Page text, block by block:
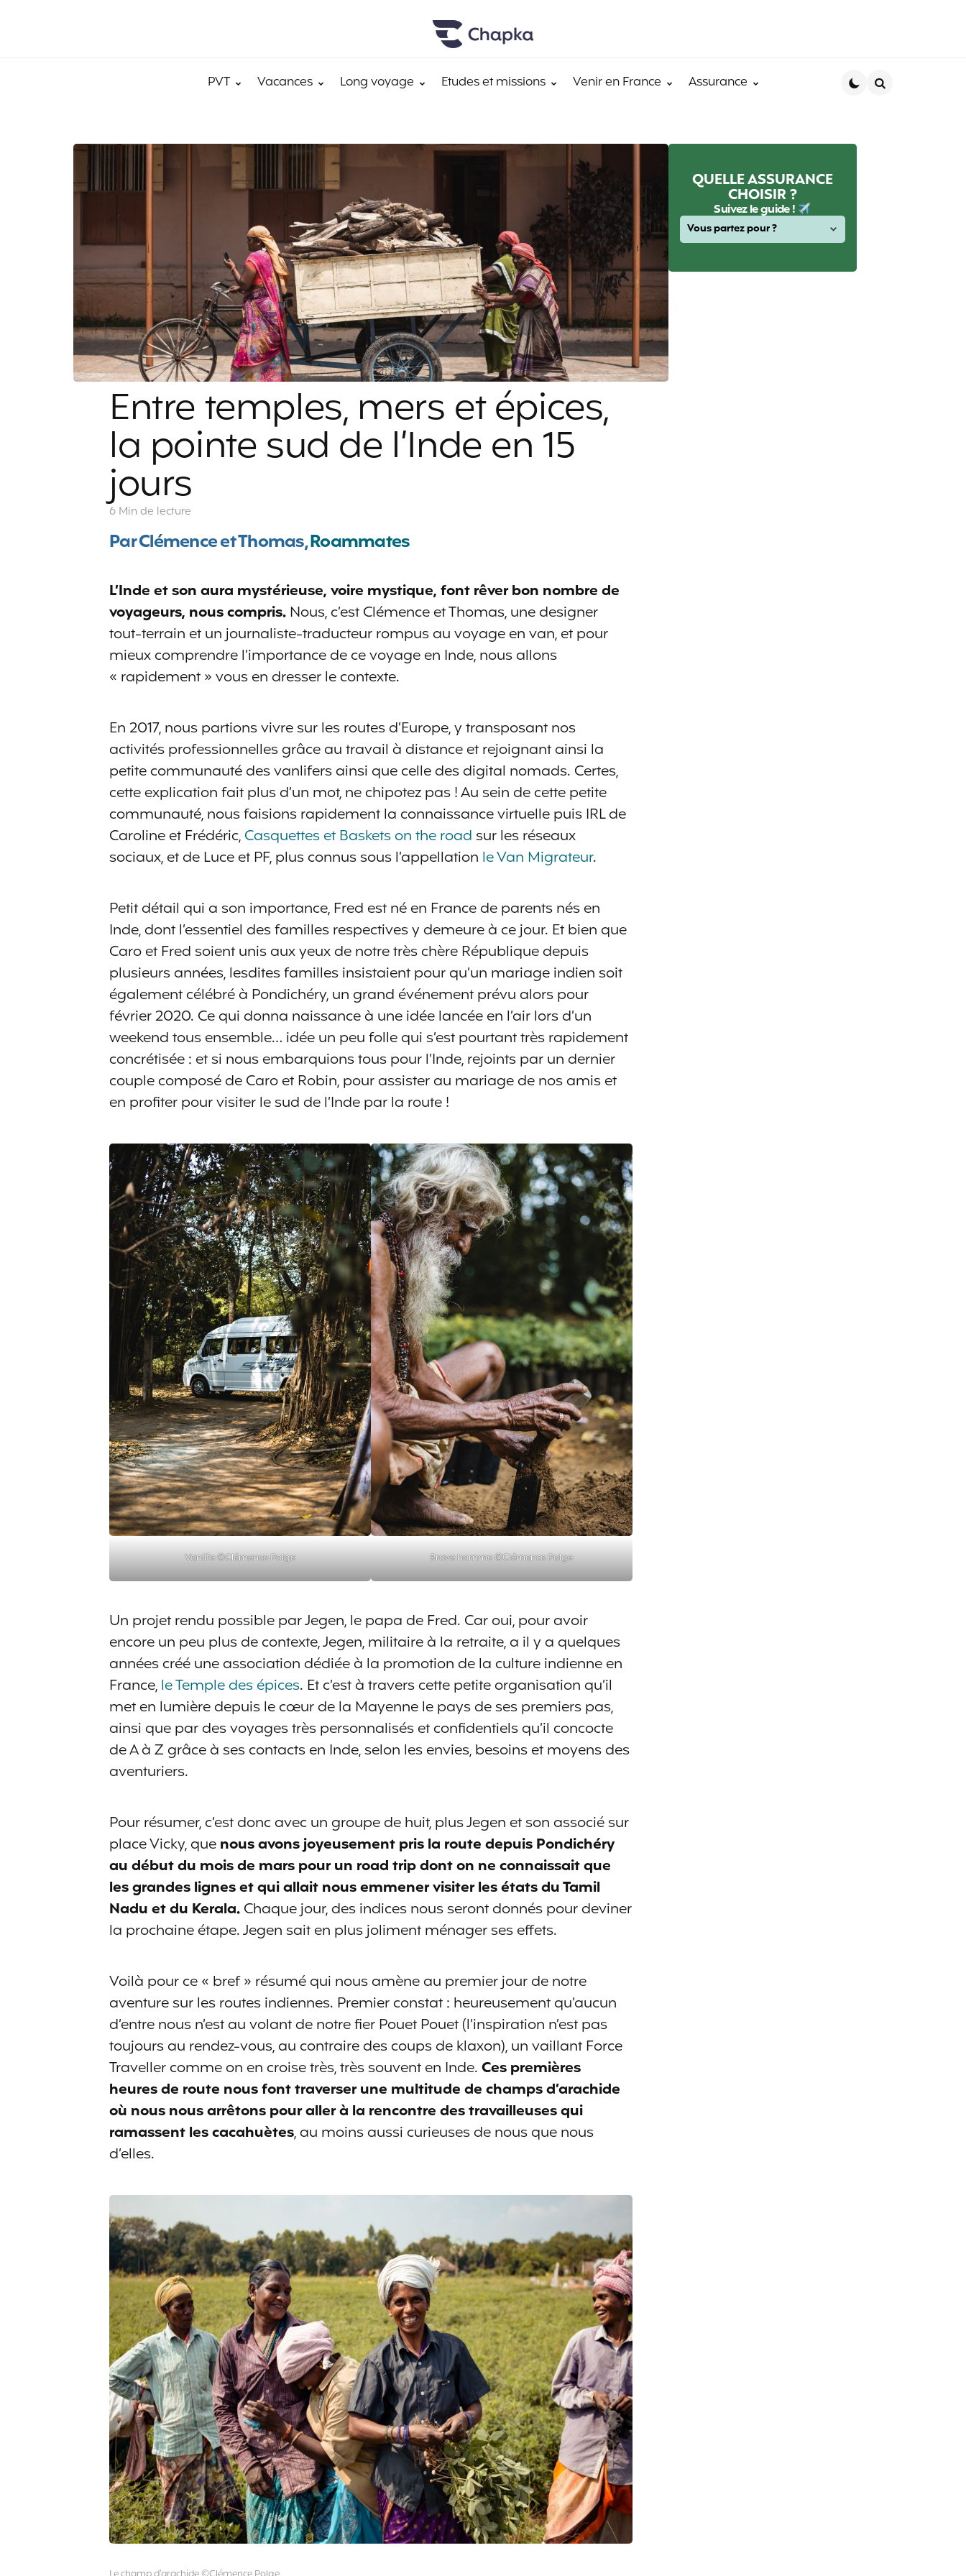
PVT Vacances Long voyage Etudes et missions Venir en France Assurance
Entre temples, mers et épices,
la pointe sud de l’Inde en 15
jours
6 Min de lecture
Par Clémence et Thomas,Roammates
L’Inde et son aura mystérieuse, voire mystique, font rêver bon nombre de
voyageurs, nous compris.Nous, c’est Clémence et Thomas, une designer
tout-terrain et un journaliste-traducteur rompus au voyage en van, et pour
mieux comprendre l’importance de ce voyage en Inde, nous allons
« rapidement » vous en dresser le contexte.
En 2017, nous partions vivre sur les routes d’Europe, y transposant nos
activités professionnelles grâce au travail à distance et rejoignant ainsi la
petite communauté des vanlifers ainsi que celle des digital nomads. Certes,
cette explication fait plus d’un mot, ne chipotez pas ! Au sein de cette petite
communauté, nous faisions rapidement la connaissance virtuelle puis IRL de
Caroline et Frédéric,Casquettes et Baskets on the roadsur les réseaux
sociaux, et de Luce et PF, plus connus sous l’appellation le Van Migrateur.
Petit détail qui a son importance, Fred est né en France de parents nés en
Inde, dont l’essentiel des familles respectives y demeure à ce jour. Et bien que
Caro et Fred soient unis aux yeux de notre très chère République depuis
plusieurs années, lesdites familles insistaient pour qu’un mariage indien soit
également célébré à Pondichéry, un grand événement prévu alors pour
février 2020. Ce qui donna naissance à une idée lancée en l’air lors d’un
weekend tous ensemble… idée un peu folle qui s’est pourtant très rapidement
concrétisée : et si nous embarquions tous pour l’Inde, rejoints par un dernier
couple composé de Caro et Robin, pour assister au mariage de nos amis et
en profiter pour visiter le sud de l’Inde par la route !
Vanlife ©Clémence Polge Brave homme ©Clémence Polge
Un projet rendu possible par Jegen, le papa de Fred. Car oui, pour avoir
encore un peu plus de contexte, Jegen, militaire à la retraite, a il y a quelques
années créé une association dédiée à la promotion de la culture indienne en
France,le Temple des épices. Et c’est à travers cette petite organisation qu’il
met en lumière depuis le cœur de la Mayenne le pays de ses premiers pas,
ainsi que par des voyages très personnalisés et confidentiels qu’il concocte
de A à Z grâce à ses contacts en Inde, selon les envies, besoins et moyens des
aventuriers.
Pour résumer, c’est donc avec un groupe de huit, plus Jegen et son associé sur
place Vicky, quenous avons joyeusement pris la route depuis Pondichéry
au début du mois de mars pour un road trip dont on ne connaissait que
les grandes lignes et qui allait nous emmener visiter les états du Tamil
Nadu et du Kerala.Chaque jour, des indices nous seront donnés pour deviner
la prochaine étape. Jegen sait en plus joliment ménager ses effets.
Voilà pour ce « bref » résumé qui nous amène au premier jour de notre
aventure sur les routes indiennes. Premier constat : heureusement qu’aucun
d’entre nous n’est au volant de notre fier Pouet Pouet (l’inspiration n’est pas
toujours au rendez-vous, au contraire des coups de klaxon), un vaillant Force
Traveller comme on en croise très, très souvent en Inde.Ces premières
heures de route nous font traverser une multitude de champs d’arachide
où nous nous arrêtons pour aller à la rencontre des travailleuses qui
ramassent les cacahuètes, au moins aussi curieuses de nous que nous
d’elles.
QUELLE ASSURANCE
CHOISIR ?
Suivez le guide !